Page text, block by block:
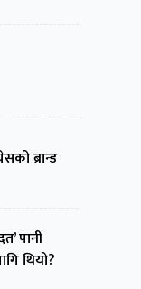
ब्रान्ड
पानी
थियो?